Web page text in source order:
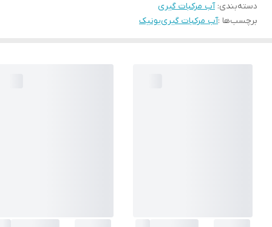
دسته‌بندی:آب مرکبات گیری
برچسب‌ها :آب مرکبات گیرییونیک